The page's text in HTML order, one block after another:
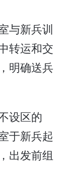
与新兵训
转运和交
明确送兵
设区的
于新兵起
出发前组